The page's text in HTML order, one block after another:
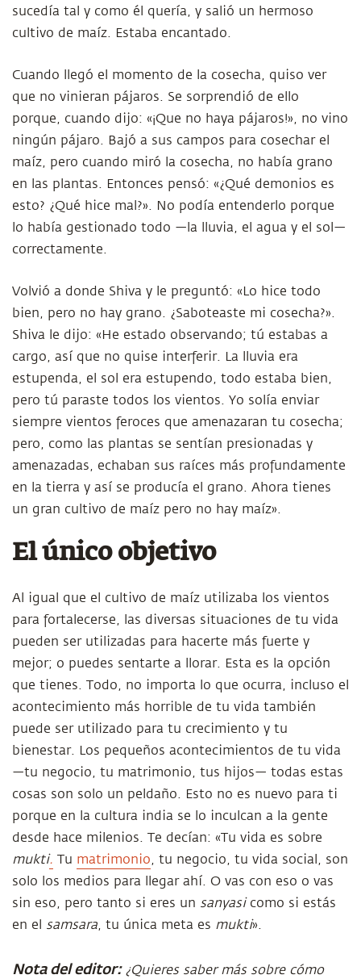
sucedía tal y como él quería, y salió un hermoso
cultivo de maíz. Estaba encantado.
Cuando llegó el momento de la cosecha, quiso ver
que no vinieran pájaros. Se sorprendió de ello
porque, cuando dijo: «¡Que no haya pájaros!», no vino
ningún pájaro. Bajó a sus campos para cosechar el
maíz, pero cuando miró la cosecha, no había grano
en las plantas. Entonces pensó: «¿Qué demonios es
esto? ¿Qué hice mal?». No podía entenderlo porque
lo había gestionado todo —la lluvia, el agua y el sol—
correctamente.
Volvió a donde Shiva y le preguntó: «Lo hice todo
bien, pero no hay grano. ¿Saboteaste mi cosecha?».
Shiva le dijo: «He estado observando; tú estabas a
cargo, así que no quise interferir. La lluvia era
estupenda, el sol era estupendo, todo estaba bien,
pero tú paraste todos los vientos. Yo solía enviar
siempre vientos feroces que amenazaran tu cosecha;
pero, como las plantas se sentían presionadas y
amenazadas, echaban sus raíces más profundamente
en la tierra y así se producía el grano. Ahora tienes
un gran cultivo de maíz pero no hay maíz».
El único objetivo
Al igual que el cultivo de maíz utilizaba los vientos
para fortalecerse, las diversas situaciones de tu vida
pueden ser utilizadas para hacerte más fuerte y
mejor; o puedes sentarte a llorar. Esta es la opción
que tienes. Todo, no importa lo que ocurra, incluso el
acontecimiento más horrible de tu vida también
puede ser utilizado para tu crecimiento y tu
bienestar. Los pequeños acontecimientos de tu vida
—tu negocio, tu matrimonio, tus hijos— todas estas
cosas son solo un peldaño. Esto no es nuevo para ti
porque en la cultura india se lo inculcan a la gente
desde hace milenios. Te decían: «Tu vida es sobre
mukti. Tu matrimonio, tu negocio, tu vida social, son
solo los medios para llegar ahí. O vas con eso o vas
sin eso, pero tanto si eres un sanyasi como si estás
en el samsara, tu única meta es mukti».
Nota del editor: ¿Quieres saber más sobre cómo